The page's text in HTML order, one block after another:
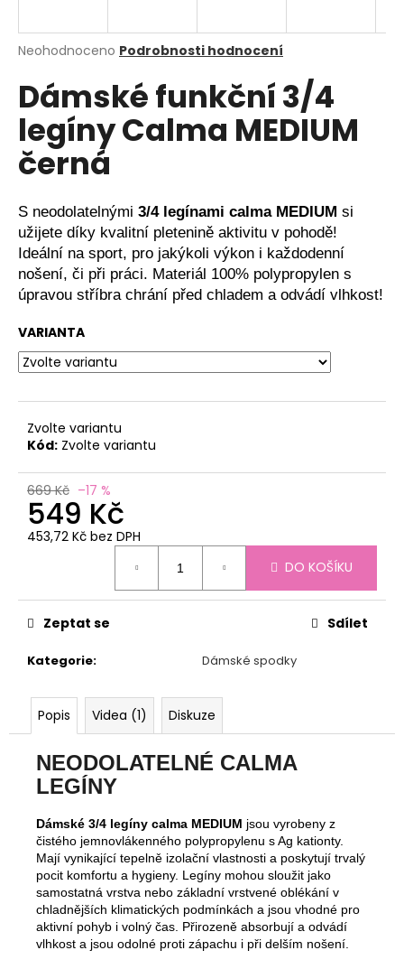
Průměrné
produktu
je
0,0
5
hvězdiček.
Neohodnoceno Podrobnosti hodnocení
Dámské funkční 3/4
legíny Calma MEDIUM
černá
S neodolatelnými 3/4 legínami calma MEDIUM si
užijete díky kvalitní pletenině aktivitu v pohodě!
Ideální na sport, pro jakýkoli výkon i každodenní
nošení, či při práci. Materiál 100% polypropylen s
úpravou stříbra chrání před chladem a odvádí vlhkost!
VARIANTA
Zvolte variantu
Kód: Zvolte variantu
669 Kč –17 %
549 Kč
453,72 Kč bez DPH
DO KOŠÍKU
Kategorie: Dámské spodky
Zeptat se Sdílet
Popis Videa (1) Diskuze
NEODOLATELNÉ CALMA
LEGÍNY
Dámské 3/4 legíny calma MEDIUM jsou vyrobeny z
čistého jemnovlákenného polypropylenu s Ag kationty.
Mají vynikající tepelně izolační vlastnosti a poskytují trvalý
pocit komfortu a hygieny. Legíny mohou sloužit jako
samostatná vrstva nebo základní vrstvené oblékání v
chladnějších klimatických podmínkách a jsou vhodné pro
aktivní pohyb i volný čas. Přirozeně absorbují a odvádí
vlhkost a jsou odolné proti zápachu i při delším nošení.
j
t
?
HLEDAT
D
o
p
o
r
č
u
e
m
LIFT
40:00
Kč